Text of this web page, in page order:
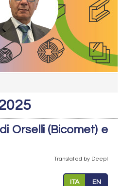
Orselli (Bicomet) e
Translated by Deepl
ITA EN